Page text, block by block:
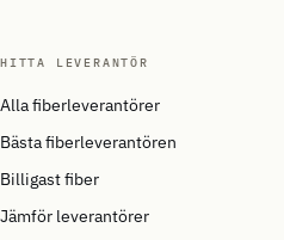
HITTA LEVERANTÖR
Alla fiberleverantörer
Bästa fiberleverantören
Billigast fiber
Jämför leverantörer